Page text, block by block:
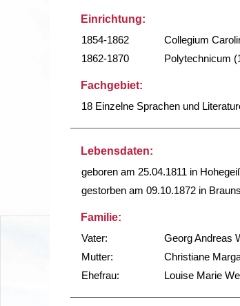
Einrichtung:
1854-1862
Collegium
1862-1870
Polytechnicum
Fachgebiet:
18 Einzelne Sprachen und
Lebensdaten:
geboren am 25.04.1811 in
gestorben am 09.10.1872 in
Familie:
Vater:
Georg Andreas
Mutter:
Christiane
Ehefrau:
Louise Marie